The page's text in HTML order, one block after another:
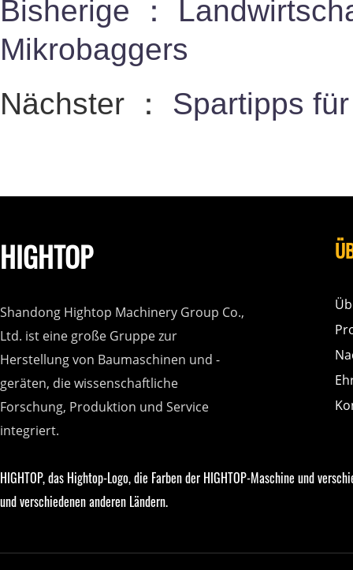
Bisherige ：
Mikrobaggers
Nächster ： Spartipps
HIGHTOP
Shandong Hightop Machinery Group Co.,
Ltd. ist eine große Gruppe zur
Herstellung von Baumaschinen und -
geräten, die wissenschaftliche
Forschung, Produktion und Service
integriert.
HIGHTOP, das Hightop-Logo, die Farben der HIGHTOP-Maschine und
und verschiedenen anderen Ländern.